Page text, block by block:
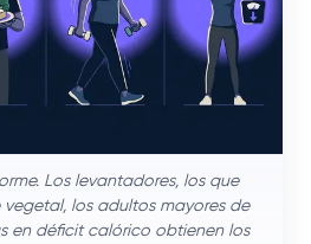
Los levantadores, los que
los adultos mayores de
en déficit calórico obtienen los